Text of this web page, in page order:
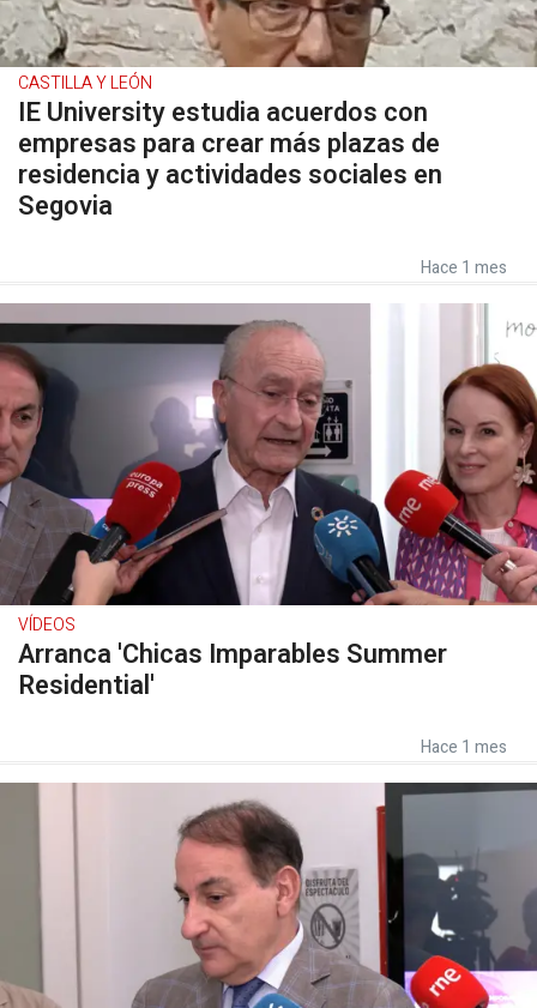
CASTILLA Y LEÓN
IE University estudia acuerdos con
empresas para crear más plazas de
residencia y actividades sociales en
Segovia
Hace 1 mes
VÍDEOS
Arranca 'Chicas Imparables Summer
Residential'
Hace 1 mes